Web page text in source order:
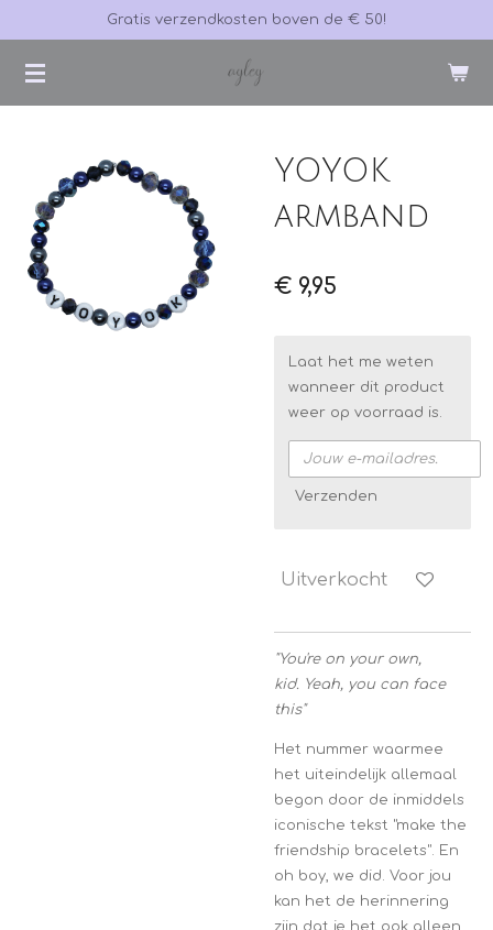
naar
Gratis verzendkosten boven de € 50!
YOYOK
armband
€ 9,95
Laat het me weten
wanneer dit product
weer op voorraad is.
Verzenden
Uitverkocht
"You're on your own,
kid. Yeah, you can face
this"
Het nummer waarmee
het uiteindelijk allemaal
begon door de inmiddels
iconische tekst "make the
friendship bracelets". En
oh boy, we did. Voor jou
kan het de herinnering
zijn dat je het ook alleen